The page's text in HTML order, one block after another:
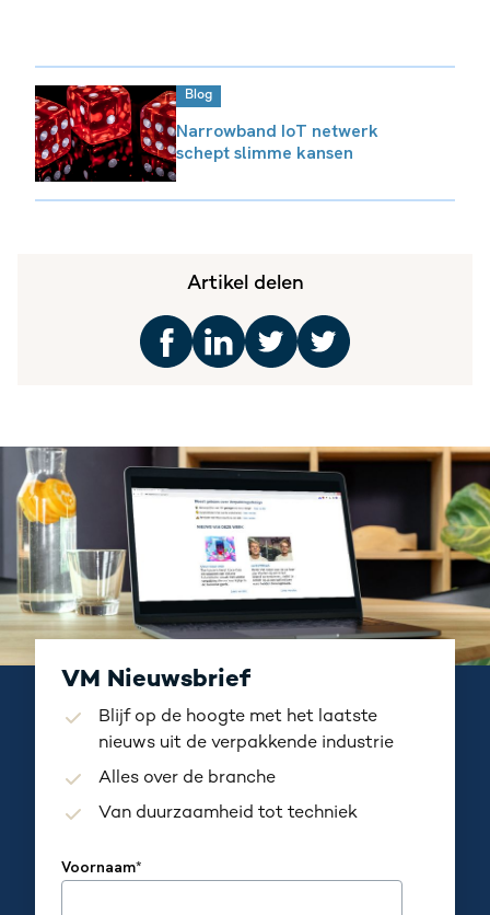
Blog
Narrowband IoT netwerk
schept slimme kansen
Artikel delen
VM Nieuwsbrief
Blijf op de hoogte met het laatste
nieuws uit de verpakkende industrie
Alles over de branche
Van duurzaamheid tot techniek
Voornaam*